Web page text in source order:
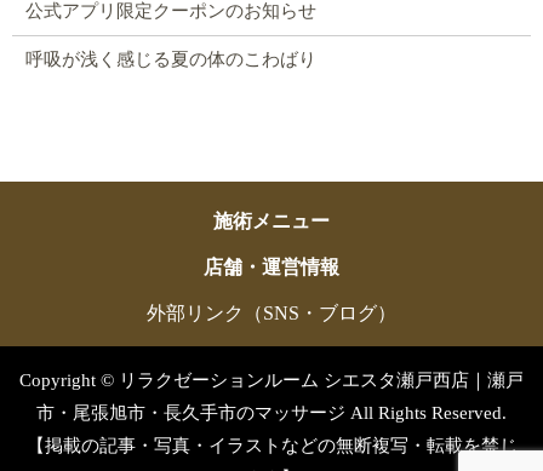
公式アプリ限定クーポンのお知らせ
呼吸が浅く感じる夏の体のこわばり
施術メニュー
店舗・運営情報
外部リンク（SNS・ブログ）
Copyright © リラクゼーションルーム シエスタ瀬戸西店｜瀬戸
市・尾張旭市・長久手市のマッサージ All Rights Reserved.
【掲載の記事・写真・イラストなどの無断複写・転載を禁じ